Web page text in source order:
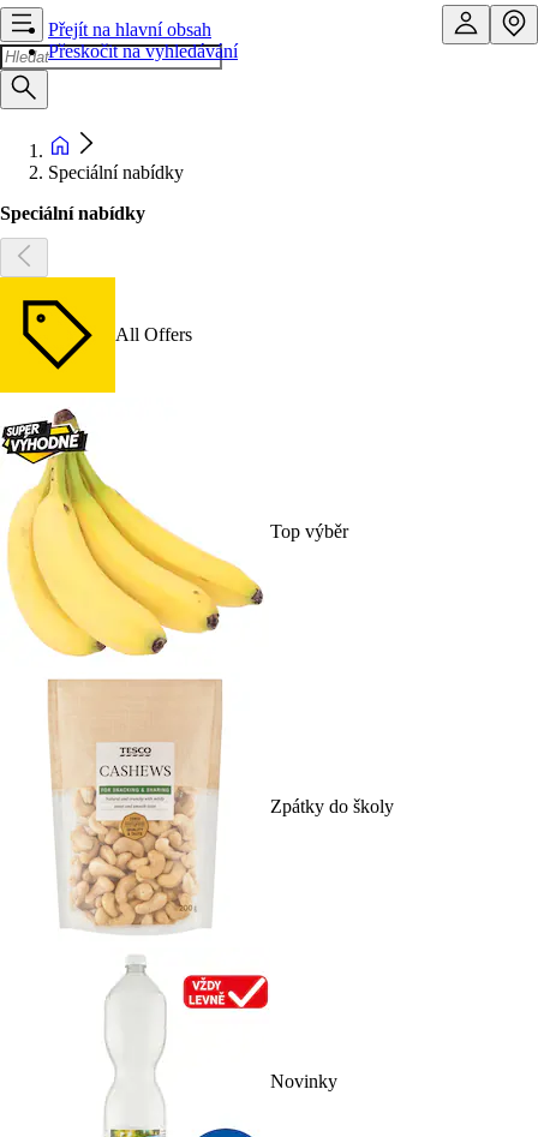
Přejít na hlavní obsah
Přeskočit na vyhledávání
Speciální nabídky
Speciální nabídky
All Offers
Top výběr
Zpátky do školy
Novinky